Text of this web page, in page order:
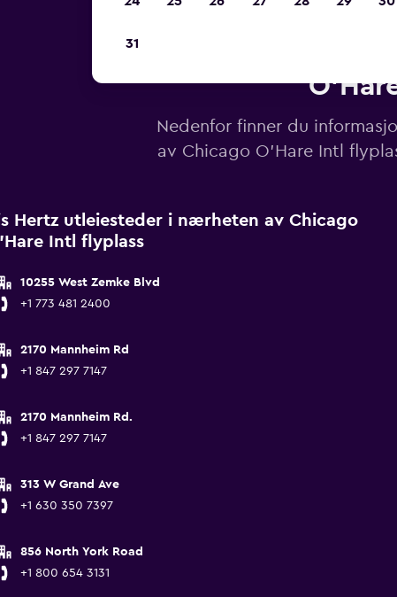
Nedenfor finner du
av Chicago O'Hare Intl
Hertz utleiesteder i nærheten av Chicago
Intl flyplass
10255 West Zemke Blvd
+1 773 481 2400
2170 Mannheim Rd
+1 847 297 7147
2170 Mannheim Rd.
+1 847 297 7147
313 W Grand Ave
+1 630 350 7397
856 North York Road
+1 800 654 3131
31